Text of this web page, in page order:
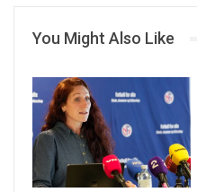
You Might Also Like